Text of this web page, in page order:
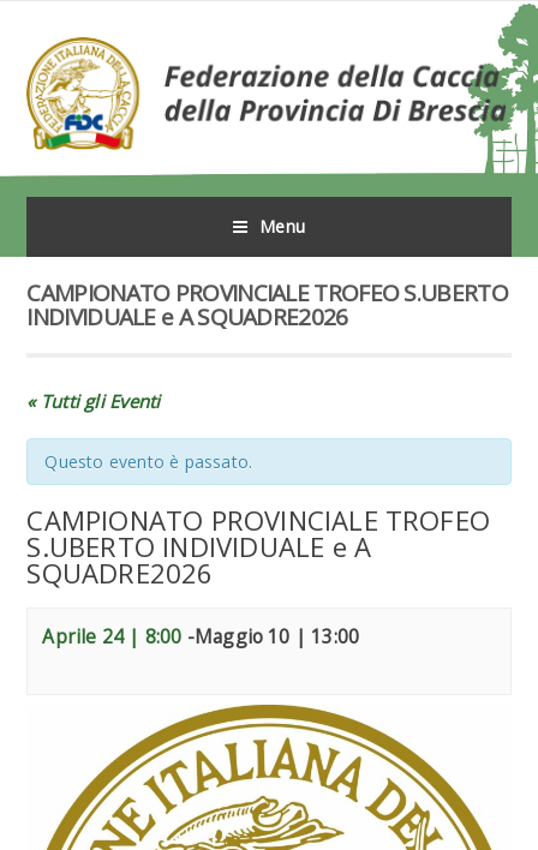
Menu
CAMPIONATO PROVINCIALE TROFEO S.UBERTO
INDIVIDUALE e A SQUADRE2026
« Tutti gli Eventi
Questo evento è passato.
CAMPIONATO PROVINCIALE TROFEO
S.UBERTO INDIVIDUALE e A
SQUADRE2026
Aprile 24 | 8:00 -Maggio 10 | 13:00